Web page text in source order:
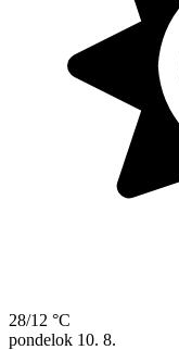
28/12 °C
pondelok 10. 8.